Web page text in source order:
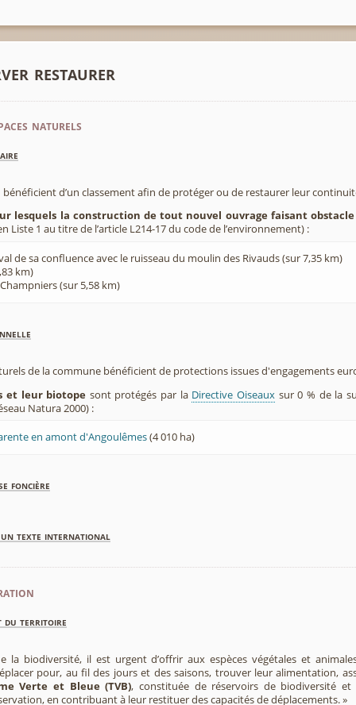
restaurer
naturels
bénéficient d’un classement afin de protéger ou de restaurer leur
lesquels la construction de tout nouvel ouvrage faisant
Liste 1 au titre de l’article L214-17 du code de l’environnement) :
de sa confluence avec le ruisseau du moulin des Rivauds (sur 7,35 km)
km)
(sur 5,58 km)
de la commune bénéficient de protections issues d'engagements
et leur biotope sont protégés par la Directive Oiseaux sur 0 % de la
Natura 2000) :
en amont d'Angoulêmes(4 010 ha)
foncière
texte international
du territoire
la biodiversité, il est urgent d’offrir aux espèces végétales et
pour, au fil des jours et des saisons, trouver leur alimentation,
Verte et Bleue (TVB), constituée de réservoirs de biodiversité
en contribuant à leur restituer des capacités de déplacements. »